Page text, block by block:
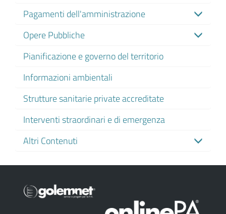
Pagamenti dell'amministrazione
Opere Pubbliche
Pianificazione e governo del territorio
Informazioni ambientali
Strutture sanitarie private accreditate
Interventi straordinari e di emergenza
Altri Contenuti